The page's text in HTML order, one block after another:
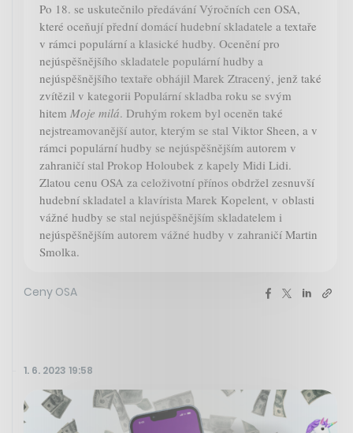
Po 18. se uskutečnilo předávání Výročních cen OSA,
které oceňují přední domácí hudební skladatele a textaře
v rámci populární a klasické hudby. Ocenění pro
nejúspěšnějšího skladatele populární hudby a
nejúspěšnějšího textaře obhájil Marek Ztracený, jenž také
zvítězil v kategorii Populární skladba roku se svým
hitem Moje milá. Druhým rokem byl oceněn také
nejstreamovanější autor, kterým se stal Viktor Sheen, a v
rámci populární hudby se nejúspěšnějším autorem v
zahraničí stal Prokop Holoubek z kapely Midi Lidi.
Zlatou cenu OSA za celoživotní přínos obdržel zesnuvší
hudební skladatel a klavírista Marek Kopelent, v oblasti
vážné hudby se stal nejúspěšnějším skladatelem i
nejúspěšnějším autorem vážné hudby v zahraničí Martin
Smolka.
Ceny OSA
1. 6. 2023 19:58